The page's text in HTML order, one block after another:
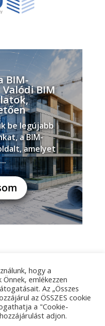
BIM-
BIM
be legújabb
a BIM-
amelyet
Impresszum
hogy a
emlékezzen
Az „Összes
az ÖSSZES cookie
a "Cookie-
adjon.